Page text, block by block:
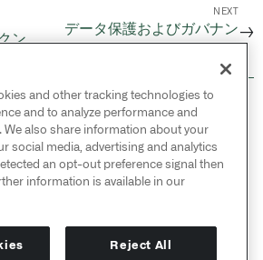
ン
NEXT
データ保護およびガバナン→
Inc. All rights
↗
↗
My Personal Information
and other tracking technologies to
and to analyze performance and
We also share information about your
social media, advertising and analytics
an opt-out preference signal then
information is available in our
Reject All